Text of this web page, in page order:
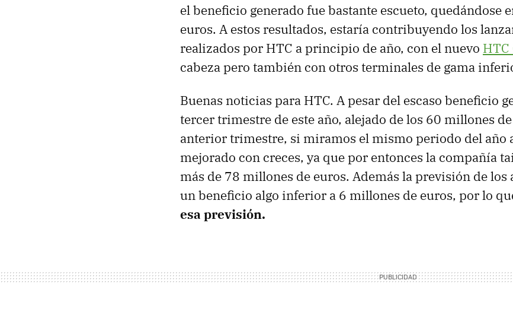
el beneficio generado fue bastante escueto, quedándose
euros. A estos resultados, estaría contribuyendo los
realizados por HTC a principio de año, con el nuevo HTC
cabeza pero también con otros terminales de gama
Buenas noticias para HTC. A pesar del escaso beneficio
tercer trimestre de este año, alejado de los 60 millones
anterior trimestre, si miramos el mismo periodo del año
mejorado con creces, ya que por entonces la compañía
más de 78 millones de euros. Además la previsión de los
un beneficio algo inferior a 6 millones de euros, por lo
esa previsión.